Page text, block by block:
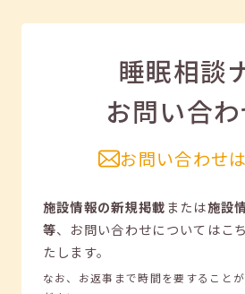
睡眠相談
お問い合
お問い合わせ
施設情報の新規掲載または施設
等、 お問い合わせについてはこ
たします。
なお、お返事まで時間を要すること